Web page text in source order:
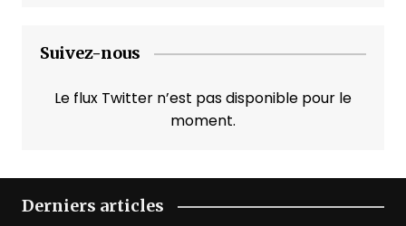
Suivez-nous
Le flux Twitter n’est pas disponible pour le
moment.
Derniers articles